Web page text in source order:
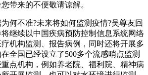
带来的不便敬请谅解。
不准?未来将如何监测疫情?吴尊友回
继续以中国疾病预防控制信息系统网络
机构监测、报告病例，同时还将开展多
全国已经设立了500多个流感哨点监测
点机构，例如养老院、福利院、精神病